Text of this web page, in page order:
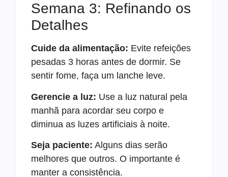
Semana 3: Refinando os
Detalhes
Cuide da alimentação: Evite refeições
pesadas 3 horas antes de dormir. Se
sentir fome, faça um lanche leve.
Gerencie a luz: Use a luz natural pela
manhã para acordar seu corpo e
diminua as luzes artificiais à noite.
Seja paciente: Alguns dias serão
melhores que outros. O importante é
manter a consistência.